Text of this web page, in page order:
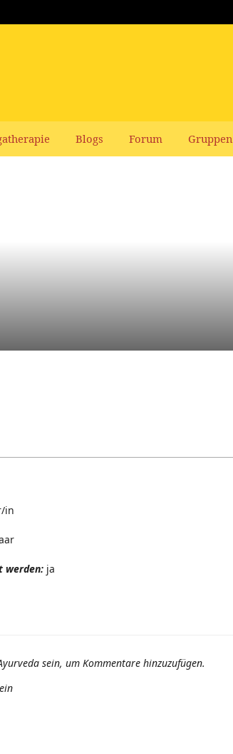
Blogs Forum Gruppen
in
werden: ja
sein, um Kommentare hinzuzufügen.